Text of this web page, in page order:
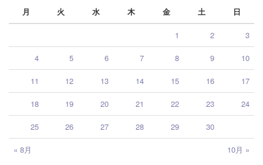
月
火 水 木 金 土 日
« 8月 10月 »
1 2 3
4 5 6 7 8 9 10
11 12 13 14 15 16 17
18 19 20 21 22 23 24
25 26 27 28 29 30